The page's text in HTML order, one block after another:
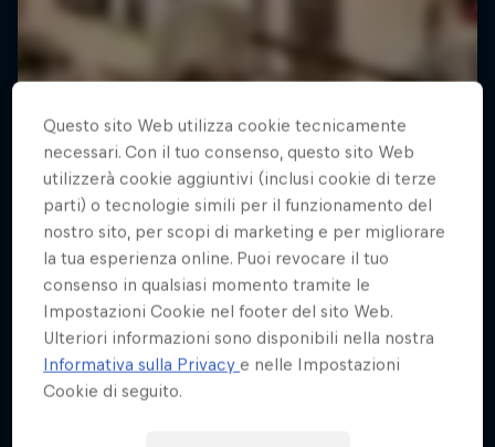
Questo sito Web utilizza cookie tecnicamente
necessari. Con il tuo consenso, questo sito Web
utilizzerà cookie aggiuntivi (inclusi cookie di terze
parti) o tecnologie simili per il funzionamento del
nostro sito, per scopi di marketing e per migliorare
la tua esperienza online. Puoi revocare il tuo
consenso in qualsiasi momento tramite le
Impostazioni Cookie nel footer del sito Web.
Ulteriori informazioni sono disponibili nella nostra
Informativa sulla Privacye nelle Impostazioni
Cookie di seguito.